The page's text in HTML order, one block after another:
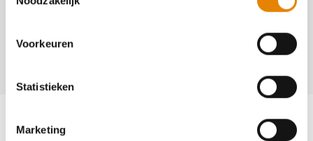
Voorkeuren
Statistieken
Marketing
+32(0)475 53 99 66